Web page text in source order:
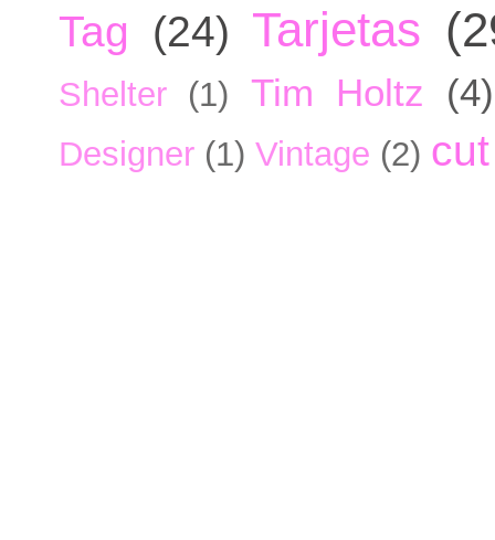
Tag (24) Tarjetas
Shelter (1) Tim Holtz (4)
Designer (1) Vintage (2)